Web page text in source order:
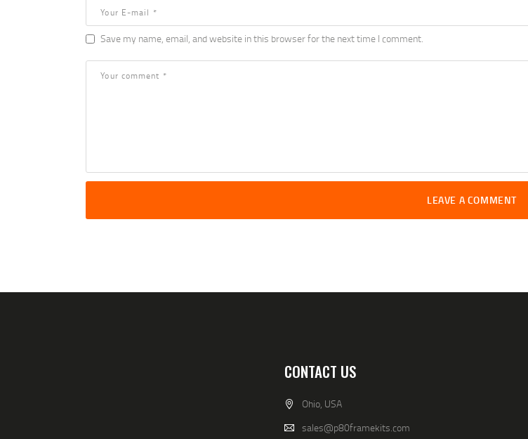
Save my name, email, and website in this browser for the next time I comment.
CONTACT US
Ohio, USA
sales@p80framekits.com